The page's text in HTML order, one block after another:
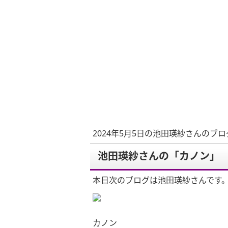
2024年5月5日の池田瑛紗さんのブロ
池田瑛紗さんの「カノン」
本日次のブログは池田瑛紗さんです
カノン